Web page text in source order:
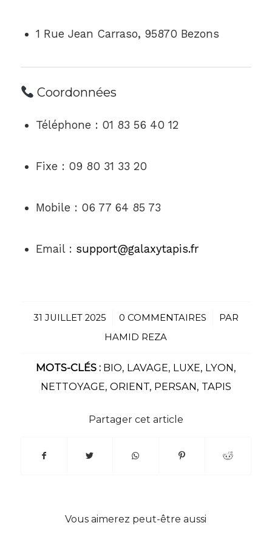
1 Rue Jean Carraso, 95870 Bezons
Coordonnées
Téléphone : 01 83 56 40 12
Fixe : 09 80 31 33 20
Mobile : 06 77 64 85 73
Email : support@galaxytapis.fr
31 JUILLET 2025
/ 0 COMMENTAIRES
/
PAR
HAMID REZA
MOTS-CLÉS : BIO, LAVAGE, LUXE, LYON,
NETTOYAGE, ORIENT, PERSAN, TAPIS
Partager cet article
Vous aimerez peut-être aussi